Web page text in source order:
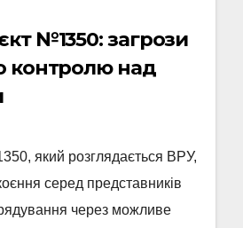
№1350: загрози
контролю над
який розглядається ВРУ,
серед представників
через можливе